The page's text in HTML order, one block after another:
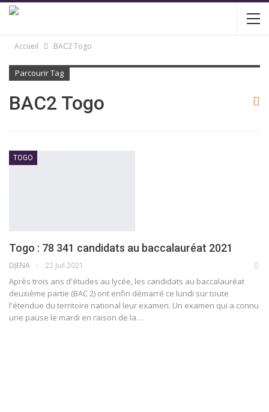
Accueil BAC2 Togo
Parcourir Tag
BAC2 Togo
TOGO
Togo : 78 341 candidats au baccalauréat 2021
DJENA 22 Juil 2021
Après trois ans d'études au lycée, les candidats au baccalauréat
deuxième partie (BAC 2) ont enfin démarré ce lundi sur toute
l'étendue du territoire national leur examen. Un examen qui a connu
une pause le mardi en raison de la…